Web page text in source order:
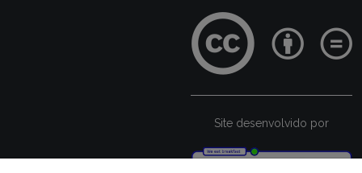
Site desenvolvido por